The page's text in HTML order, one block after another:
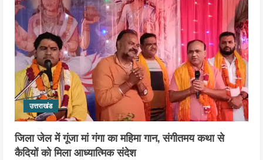
उत्तराखंड
जिला जेल में गूंजा मां गंगा का महिमा गान, संगीतमय कथा से
कैदियों को मिला आध्यात्मिक संदेश